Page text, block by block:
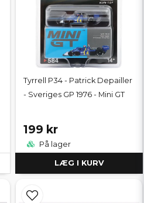
Tyrrell P34 - Patrick Depailler
- Sveriges GP 1976 - Mini GT
199 kr
På lager
LÆG I KURV